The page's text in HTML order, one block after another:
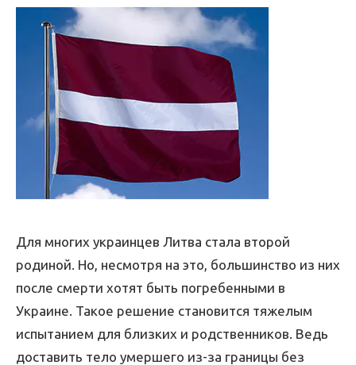
Для многих украинцев Литва стала второй
родиной. Но, несмотря на это, большинство из них
после смерти хотят быть погребенными в
Украине. Такое решение становится тяжелым
испытанием для близких и родственников. Ведь
доставить тело умершего из-за границы без